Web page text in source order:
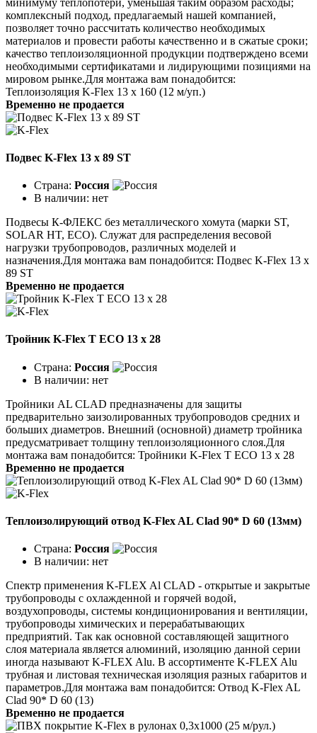
комплексный подход, предлагаемый нашей компанией,
позволяет точно рассчитать количество необходимых
материалов и провести работы качественно и в сжатые сроки;
качество теплоизоляционной продукции подтверждено всеми
необходимыми сертификатами и лидирующими позициями на
мировом рынке.Для монтажа вам понадобится:
Теплоизоляция K-Flex 13 х 160 (12 м/уп.)
Временно не продается
Подвес K-Flex 13 x 89 ST
Страна: Россия
В наличии: нет
Подвесы К-ФЛЕКС без металлического хомута (марки ST,
SOLAR HT, ECO). Служат для распределения весовой
нагрузки трубопроводов, различных моделей и
назначения.Для монтажа вам понадобится: Подвес K-Flex 13 х
89 ST
Временно не продается
Тройник K-Flex T ECO 13 х 28
Страна: Россия
В наличии: нет
Тройники AL CLAD предназначены для защиты
предварительно заизолированных трубопроводов средних и
больших диаметров. Внешний (основной) диаметр тройника
предусматривает толщину теплоизоляционного слоя.Для
монтажа вам понадобится: Тройники K-Flex T ECO 13 х 28
Временно не продается
Теплоизолирующий отвод K-Flex AL Clad 90* D 60 (13мм)
Страна: Россия
В наличии: нет
Спектр применения K-FLEX Al CLAD - открытые и закрытые
трубопроводы с охлажденной и горячей водой,
воздухопроводы, системы кондиционирования и вентиляции,
трубопроводы химических и перерабатывающих
предприятий. Так как основной составляющей защитного
слоя материала является алюминий, изоляцию данной серии
иногда называют K-FLEX Alu. В ассортименте K-FLEX Alu
трубная и листовая техническая изоляция разных габаритов и
параметров.Для монтажа вам понадобится: Отвод K-Flex AL
Clad 90* D 60 (13)
Временно не продается